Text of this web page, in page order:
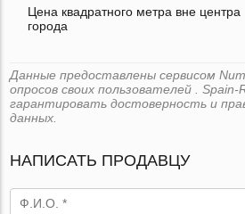
Цена квадратного метра вне центра
города
Данные предоставлены сервисом
опросов своих пользователей .
гарантировать достоверность и
данных.
НАПИСАТЬ ПРОДАВЦУ